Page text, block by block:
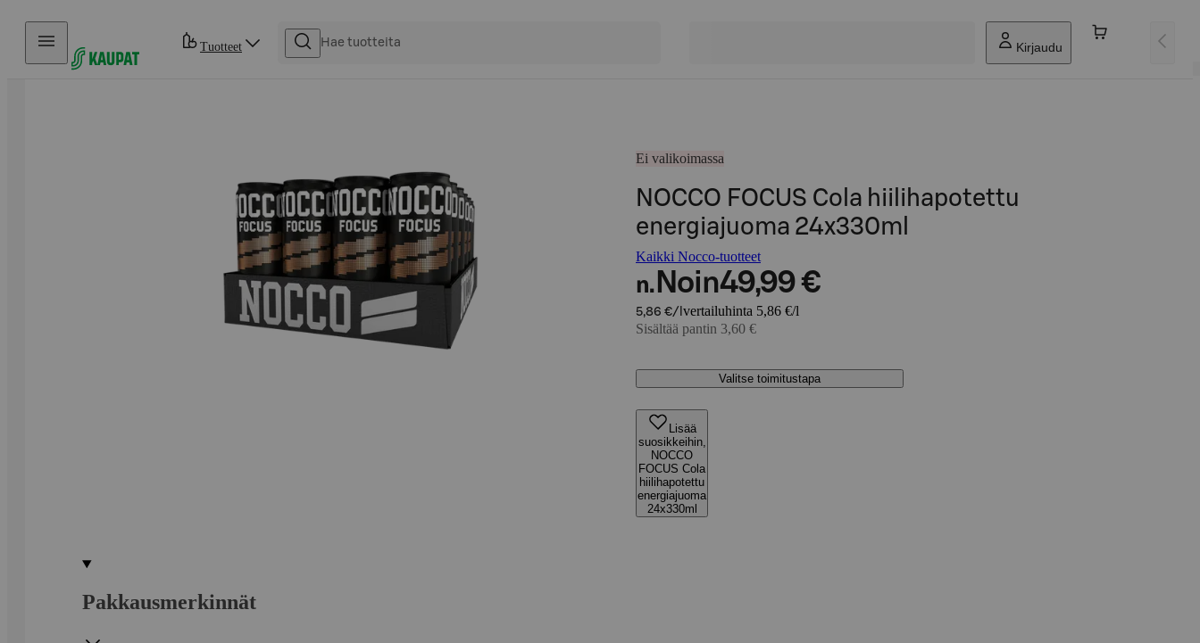
Hyppää sisältöön
Tuotteet Kirjaudu
Ei valikoimassa
NOCCO FOCUS Cola hiilihapotettu
energiajuoma 24x330ml
Kaikki Nocco-tuotteet
n. Noin49,99 €
5,86 €/l vertailuhinta 5,86 €/l
Sisältää pantin 3,60 €
Valitse toimitustapa
Lisää
suosikkeihin,
NOCCO
FOCUS Cola
hiilihapotettu
energiajuoma
24x330ml
Pakkausmerkinnät